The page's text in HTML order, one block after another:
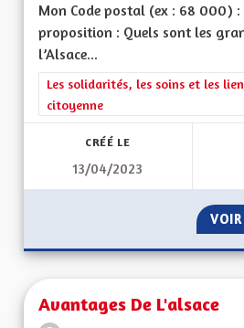
Mon Code postal (ex : 68 000) :
proposition : Quels sont les
l’Alsace...
Filtrer les résultats de la
Les solidarités, les soins et les
citoyenne
CRÉÉ LE
13/04/2023
Avantages De L'alsace